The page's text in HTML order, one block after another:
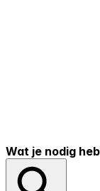
Wat je nodig